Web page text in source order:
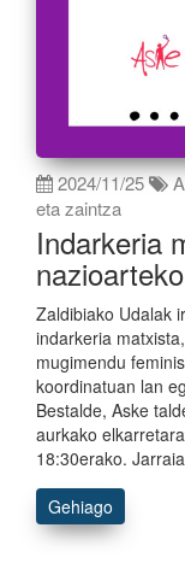
2024/11/25
eta zaintza
Indarkeria
Zaldibiako Udalak
indarkeria
mugimendu
koordinatuan lan
Bestalde, Aske
aurkako
18:30erako.
Gehiago